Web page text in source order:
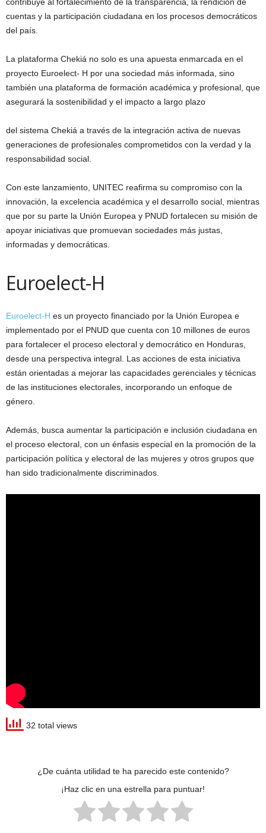
cuentas y la participación ciudadana en los procesos democráticos
del país.
La plataforma Chekiá no solo es una apuesta enmarcada en el
proyecto Euroelect- H por una sociedad más informada, sino
también una plataforma de formación académica y profesional, que
asegurará la sostenibilidad y el impacto a largo plazo
del sistema Chekiá a través de la integración activa de nuevas
generaciones de profesionales comprometidos con la verdad y la
responsabilidad social.
Con este lanzamiento, UNITEC reafirma su compromiso con la
innovación, la excelencia académica y el desarrollo social, mientras
que por su parte la Unión Europea y PNUD fortalecen su misión de
apoyar iniciativas que promuevan sociedades más justas,
informadas y democráticas.
Euroelect-H
Euroelect-H es un proyecto financiado por la Unión Europea e
implementado por el PNUD que cuenta con 10 millones de euros
para fortalecer el proceso electoral y democrático en Honduras,
desde una perspectiva integral. Las acciones de esta iniciativa
están orientadas a mejorar las capacidades gerenciales y técnicas
de las instituciones electorales, incorporando un enfoque de
género.
Además, busca aumentar la participación e inclusión ciudadana en
el proceso electoral, con un énfasis especial en la promoción de la
participación política y electoral de las mujeres y otros grupos que
han sido tradicionalmente discriminados.
32 total views
¿De cuánta utilidad te ha parecido este contenido?
¡Haz clic en una estrella para puntuar!